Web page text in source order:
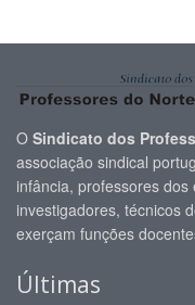
O Sindicato dos
associação sindical
infância, professores
investigadores, técnicos
exerçam funções
Últimas